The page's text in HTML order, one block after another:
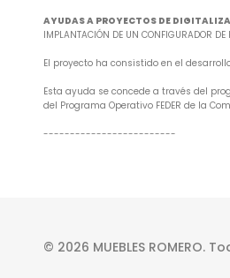
AYUDAS A PROYECTOS DE
IMPLANTACIÓN DE UN CONFIGURADOR
El proyecto ha consistido en el
Esta ayuda se concede a través del
del Programa Operativo FEDER de la
-------------------------
© 2026 MUEBLES ROMERO.